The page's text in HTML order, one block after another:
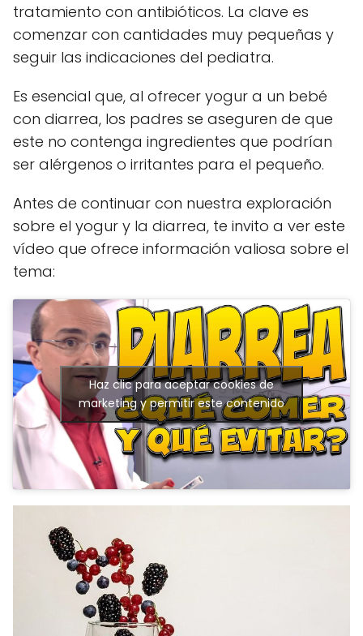
tratamiento con antibióticos. La clave es
comenzar con cantidades muy pequeñas y
seguir las indicaciones del pediatra.
Es esencial que, al ofrecer yogur a un bebé
con diarrea, los padres se aseguren de que
este no contenga ingredientes que podrían
ser alérgenos o irritantes para el pequeño.
Antes de continuar con nuestra exploración
sobre el yogur y la diarrea, te invito a ver este
vídeo que ofrece información valiosa sobre el
tema:
Haz clic para aceptar cookies de
marketing y permitir este contenido